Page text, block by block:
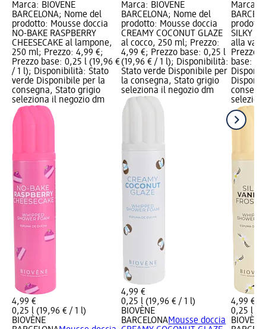
Marca: BIOVÈNE
BARCELONA; Nome del
prodotto: Mousse doccia
NO-BAKE RASPBERRY
CHEESECAKE al lampone,
250 ml; Prezzo: 4,99 €;
Prezzo base: 0,25 l (19,96 €
/ 1 l); Disponibilità: Stato
verde Disponibile per la
consegna, Stato grigio
seleziona il negozio dm
4,99 €
0,25 l (19,96 € / 1 l)
BIOVÈNE
Marca: BIOVÈNE
BARCELONA; Nome del
prodotto: Mousse doccia
CREAMY COCONUT GLAZE
al cocco, 250 ml; Prezzo:
4,99 €; Prezzo base: 0,25 l
(19,96 € / 1 l); Disponibilità:
Stato verde Disponibile per
la consegna, Stato grigio
seleziona il negozio dm
4,99 €
0,25 l (19,96 € / 1 l)
BIOVÈNE
BARCELONAMousse doccia
Marca:
SILKY
alla
Prezzo:
base:
4,99 €
0,25 l
BIOVÈNE